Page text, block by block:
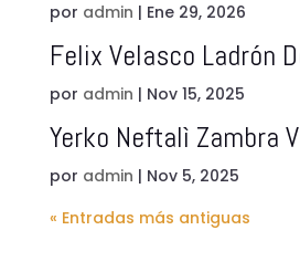
por admin | Ene 29, 2026
Felix Velasco Ladrón
por admin | Nov 15, 2025
Yerko Neftalì Zambra
por admin | Nov 5, 2025
« Entradas más antiguas